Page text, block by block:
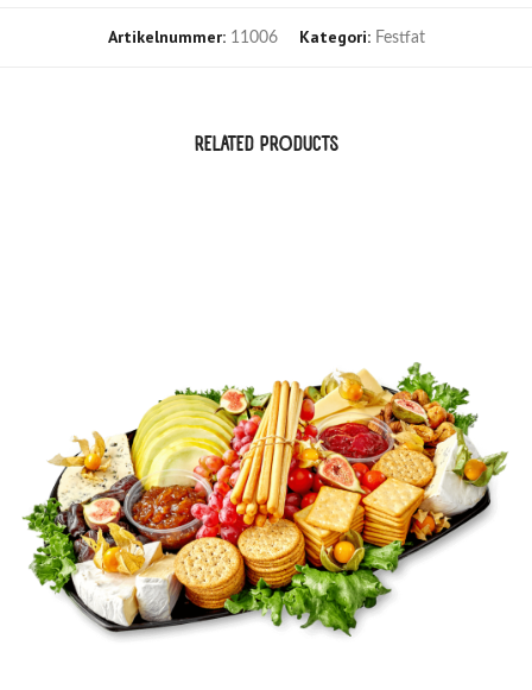
Artikelnummer: 11006 Kategori: Festfat
RELATED PRODUCTS